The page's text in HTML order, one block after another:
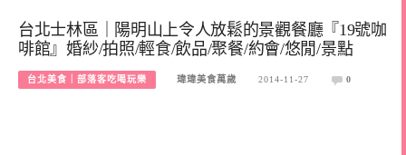
台北士林區｜陽明山上令人放鬆的景觀餐廳『19號咖
啡館』婚紗/拍照/輕食/飲品/聚餐/約會/悠閒/景點
台北美食｜部落客吃喝玩樂 瑋瑋美食萬歲 2014-11-27 0